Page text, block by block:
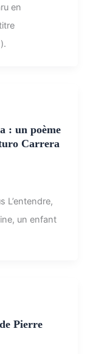
en
: un poème
Carrera
L’entendre,
un enfant
Pierre